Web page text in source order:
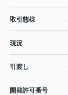
取引態様
現況
引渡し
開発許可番号